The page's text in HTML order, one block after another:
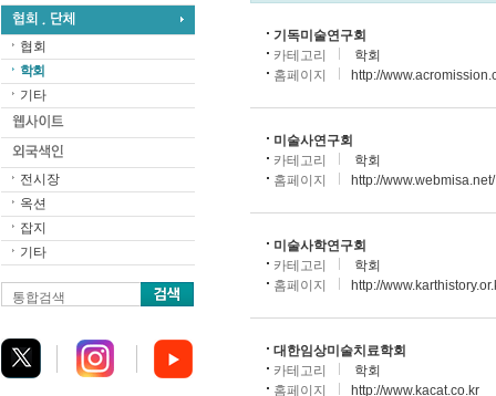
협회
학회
기타
전시장
옥션
잡지
기타
통합검색
기독미술연구회
카테고리
학회
홈페이지
http://
미술사연구회
카테고리
학회
홈페이지
http://www.webmisa.net/
미술사학연구회
카테고리
학회
홈페이지
http://
대한임상미술치료학회
카테고리
학회
홈페이지
http://www.kacat.co.kr